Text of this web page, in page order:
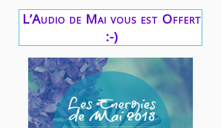
L’Audio de Mai vous est Offert
:-)